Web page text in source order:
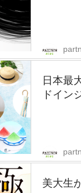
日本最
ドイン
美大生